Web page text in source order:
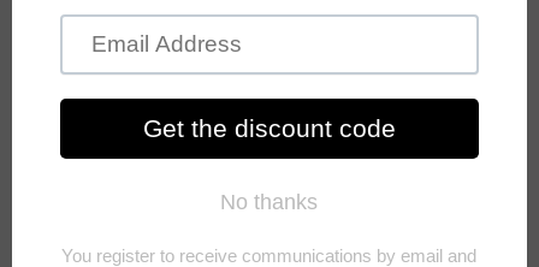
Fortsett å handle
Har du en konto?
for å betale raskere.